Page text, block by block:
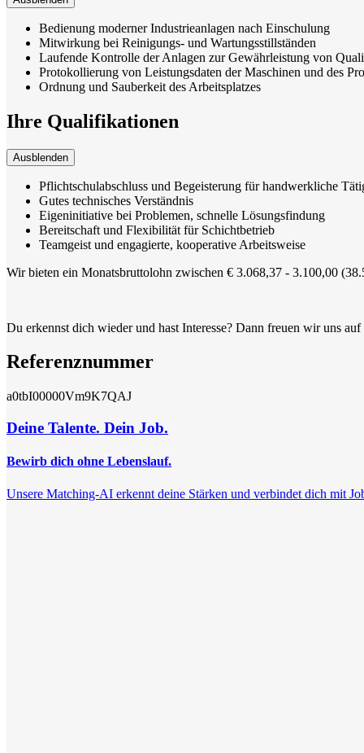
Bedienung moderner Industrieanlagen nach Einschulung
Mitwirkung bei Reinigungs- und Wartungsstillständen
Laufende Kontrolle der Anlagen zur Gewährleistung von
Protokollierung von Leistungsdaten der Maschinen und des
Ordnung und Sauberkeit des Arbeitsplatzes
Ihre Qualifikationen
Ausblenden
Pflichtschulabschluss und Begeisterung für handwerkliche
Gutes technisches Verständnis
Eigeninitiative bei Problemen, schnelle Lösungsfindung
Bereitschaft und Flexibilität für Schichtbetrieb
Teamgeist und engagierte, kooperative Arbeitsweise
Wir bieten ein Monatsbruttolohn zwischen € 3.068,37 - 3.100,00
Du erkennst dich wieder und hast Interesse? Dann freuen wir uns
Referenznummer
a0tbI00000Vm9K7QAJ
Deine Talente. Dein Job.
Bewirb dich ohne Lebenslauf.
Unsere Matching-AI erkennt deine Stärken und verbindet dich mit